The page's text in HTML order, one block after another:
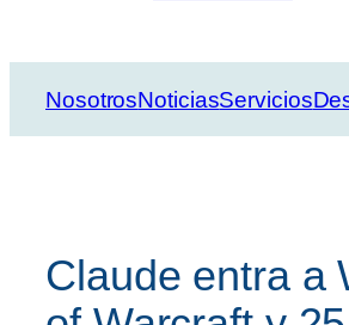
NosotrosNoticiasServicios
Claude entra a